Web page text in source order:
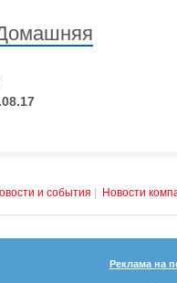
и события Новости
Реклама на